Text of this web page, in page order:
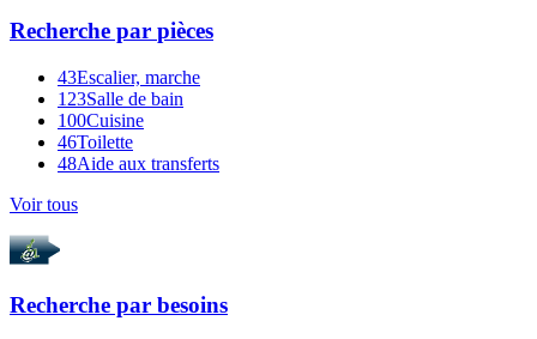
Recherche par pièces
43Escalier, marche
123Salle de bain
100Cuisine
46Toilette
48Aide aux transferts
Voir tous
Recherche par besoins